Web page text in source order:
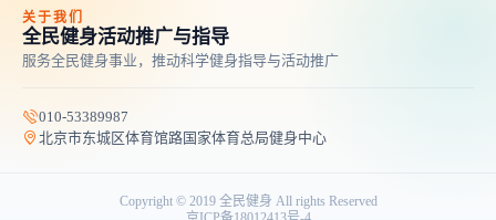
关于我们
全民健身活动推广与指导
服务全民健身事业，推动科学健身指导与活动推广
010-53389987
北京市东城区体育馆路国家体育总局健身中心
Copyright © 2019 全民健身 All rights Reserved